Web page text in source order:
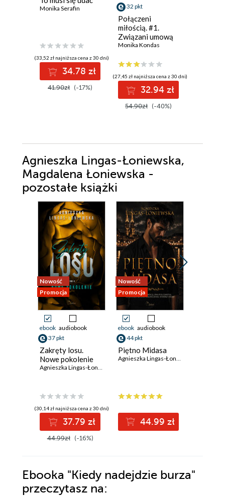
Monika Serafin
(33,52 zł najniższa cena z 30 dni)
34.78 zł
41.90zł (-17%)
32 pkt
Połączeni
miłością. #1.
Związani umową
Monika Kondas
(27,45 zł najniższa cena z 30 dni)
32.94 zł
54.90zł (-40%)
Agnieszka Lingas-Łoniewska,
Magdalena Łoniewska -
pozostałe książki
Nowość
Promocja
ebook audiobook
37 pkt
Zakręty losu.
Nowe pokolenie
Agnieszka Lingas-Łoniewska
(30,14 zł najniższa cena z 30 dni)
37.79 zł
44.99zł (-16%)
Nowość
Promocja
ebook audiobook
44 pkt
Piętno Midasa
Agnieszka Lingas-Łoniewska
44.99 zł
Ebooka "Kiedy nadejdzie burza"
przeczytasz na: